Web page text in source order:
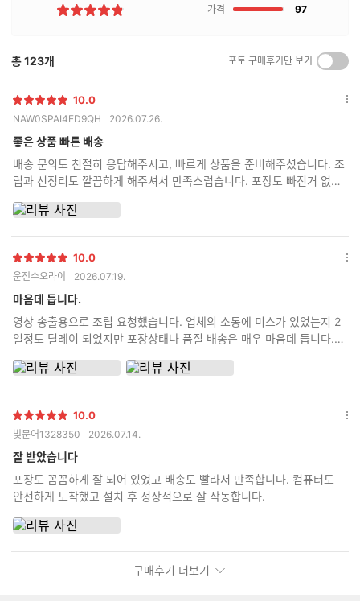
기
별
가격
97점
총123개 포토 구매후기만 보기
켜
기/
별
점
10.0
NAW0SPAI4ED9QH 2026.07.26.
좋은 상품 빠른 배송
배송 문의도 친절히 응답해주시고, 빠르게 상품을 준비해주셨습니다. 조
립과 선정리도 깔끔하게 해주셔서 만족스럽습니다. 포장도 빠진거 없이
옵
별
점
10.0
운전수오라이 2026.07.19.
마음데 듭니다.
영상 송출용으로 조립 요청했습니다. 업체의 소통에 미스가 있었는지 2
일정도 딜레이 되었지만 포장상태나 품질 배송은 매우 마음데 듭니다.
사용하겠습니다.
옵
별
점
10.0
빛문어1328350 2026.07.14.
잘 받았습니다
포장도 꼼꼼하게 잘 되어 있었고 배송도 빨라서 만족합니다. 컴퓨터도
안전하게 도착했고 설치 후 정상적으로 잘 작동합니다.
옵
구매후기 더보기